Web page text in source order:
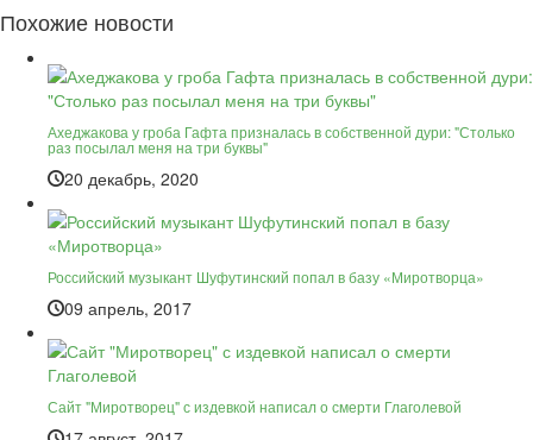
Похожие новости
Ахеджакова у гроба Гафта призналась в собственной дури: "Столько
раз посылал меня на три буквы"
20 декабрь, 2020
Российский музыкант Шуфутинский попал в базу «Миротворца»
09 апрель, 2017
Сайт "Миротворец" с издевкой написал о смерти Глаголевой